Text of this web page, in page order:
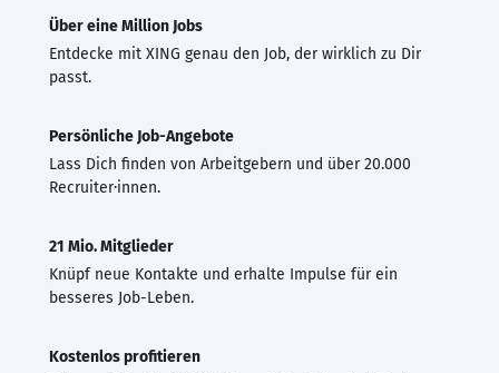
Über eine Million Jobs
Entdecke mit XING genau den Job, der wirklich zu Dir
passt.
Persönliche Job-Angebote
Lass Dich finden von Arbeitgebern und über 20.000
Recruiter·innen.
21 Mio. Mitglieder
Knüpf neue Kontakte und erhalte Impulse für ein
besseres Job-Leben.
Kostenlos profitieren